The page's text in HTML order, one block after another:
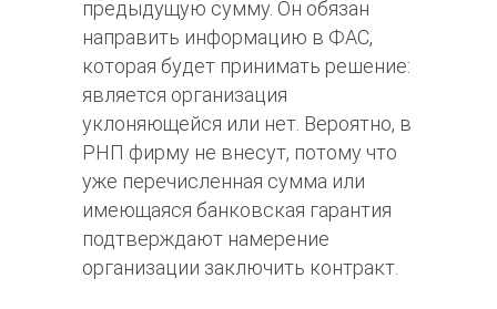
предыдущую сумму. Он обязан
направить информацию в ФАС,
которая будет принимать решение:
является организация
уклоняющейся или нет. Вероятно, в
РНП фирму не внесут, потому что
уже перечисленная сумма или
имеющаяся банковская гарантия
подтверждают намерение
организации заключить контракт.